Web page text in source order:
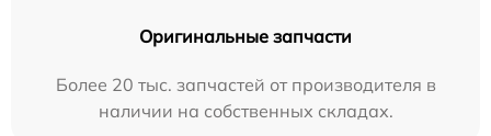
Оригинальные запчасти
Более 20 тыс. запчастей от производителя в
наличии на собственных складах.